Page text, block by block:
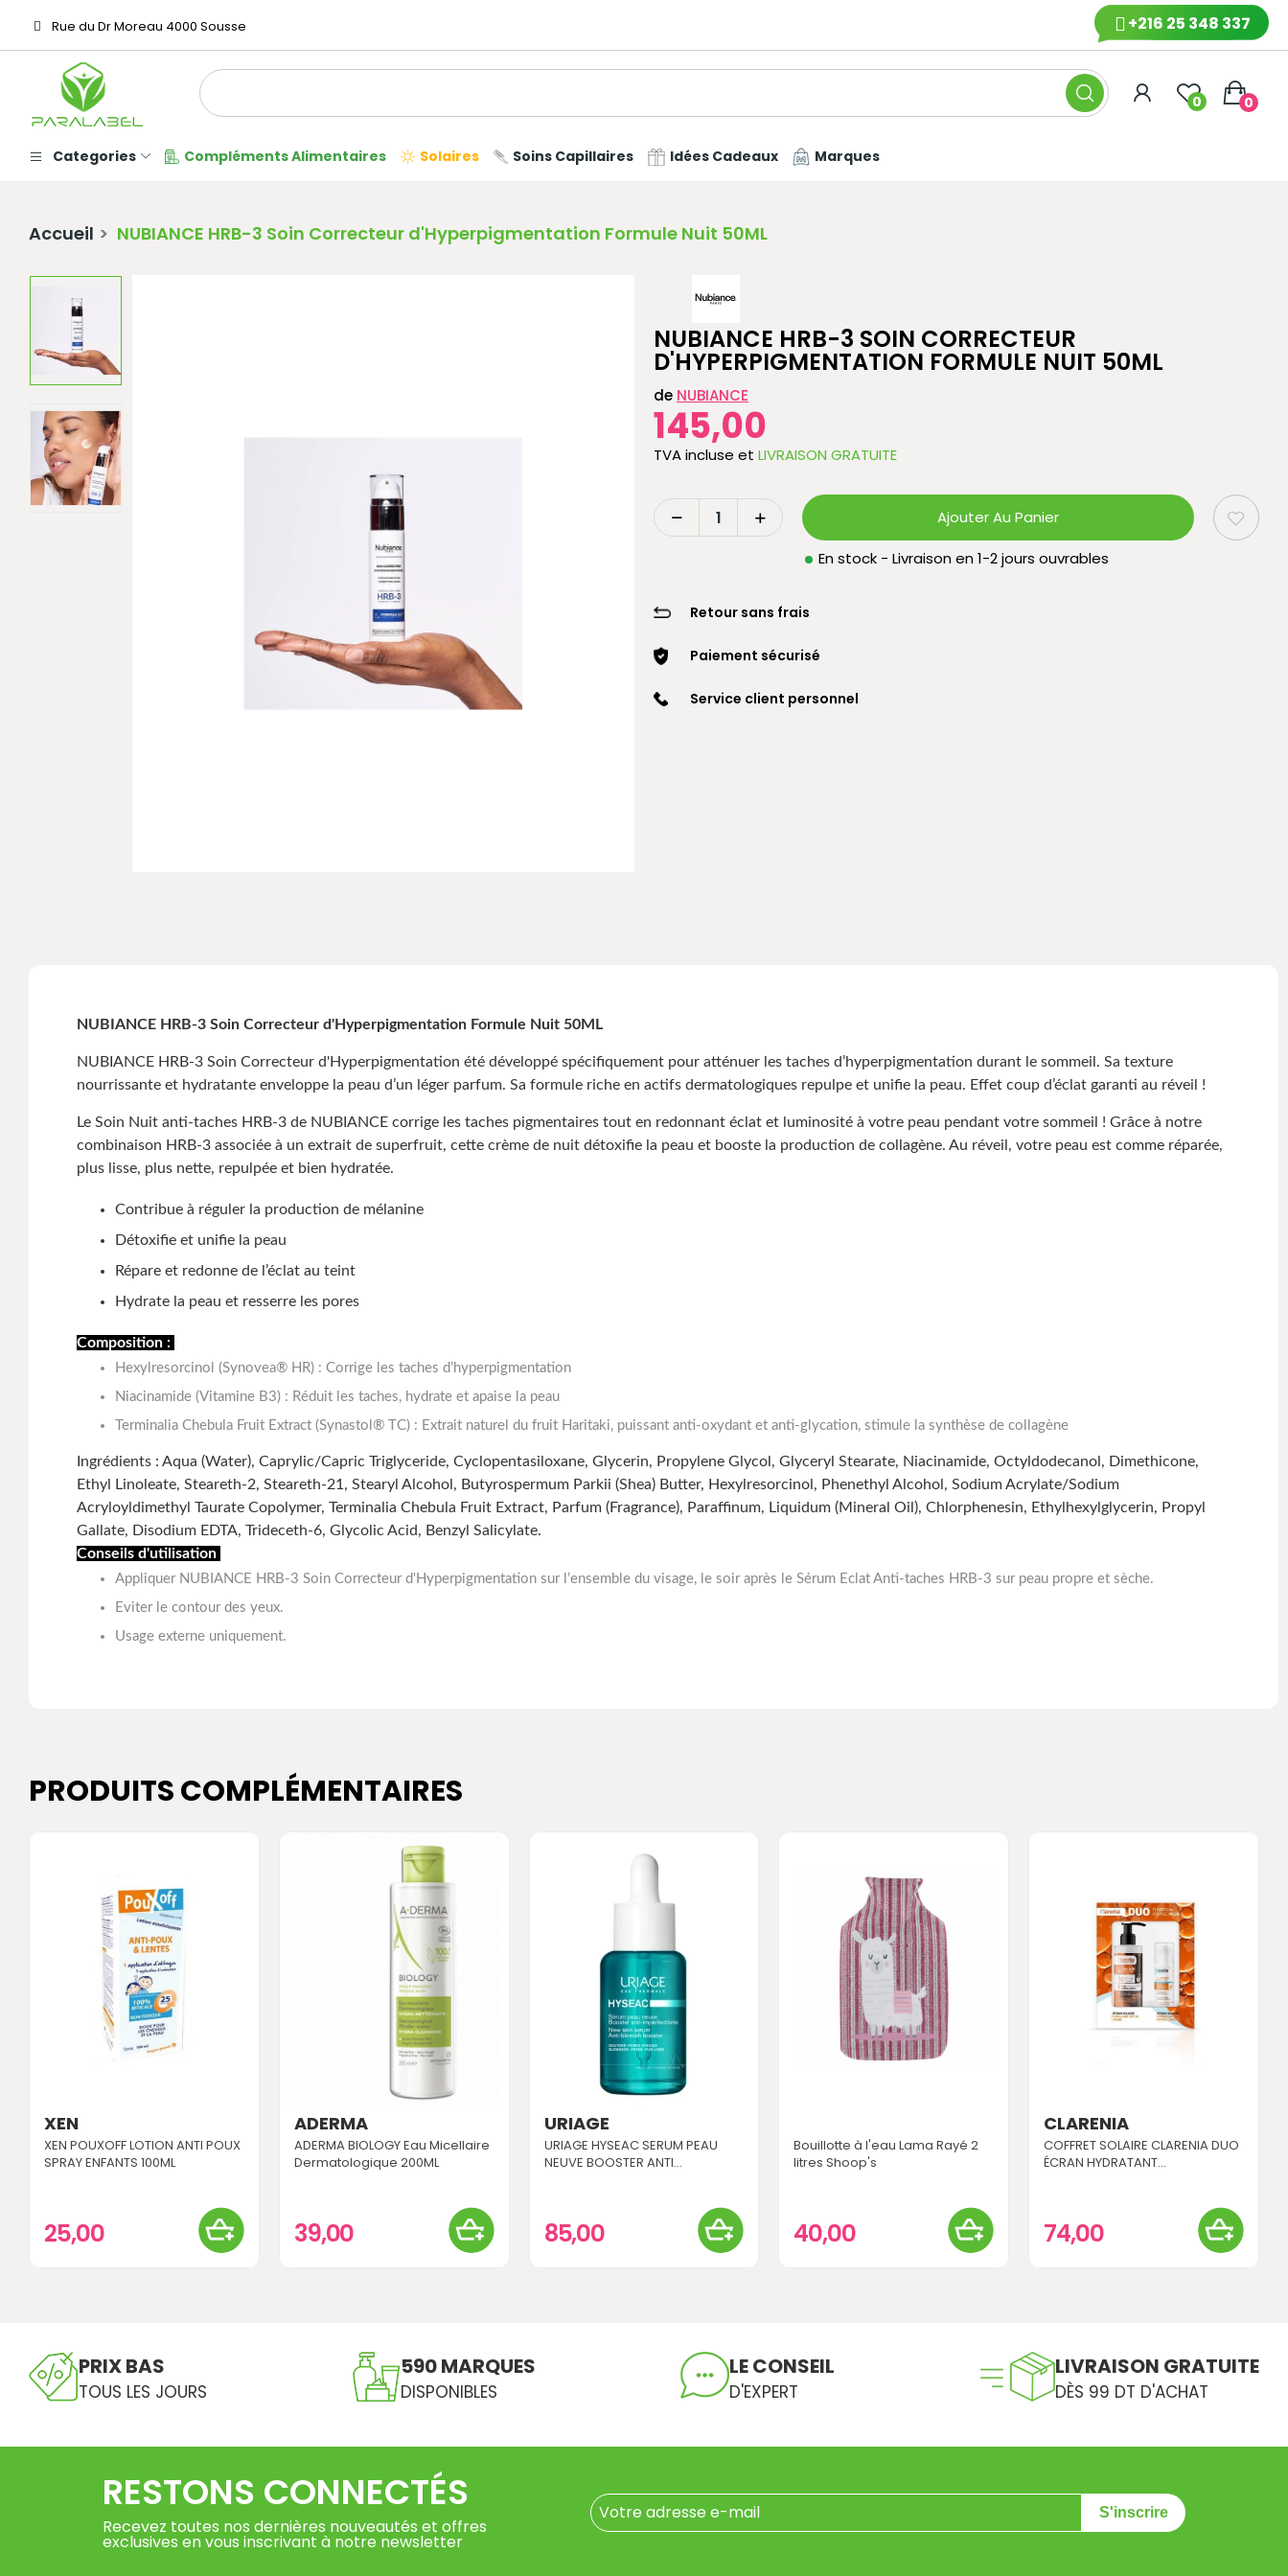
Rue du Dr Moreau 4000 Sousse +216 25 348 337
0 0
Categories Compléments Alimentaires Solaires Soins Capillaires Idées Cadeaux Marques
Accueil NUBIANCE HRB-3 Soin Correcteur d'Hyperpigmentation Formule Nuit 50ML
NUBIANCE HRB-3 SOIN CORRECTEUR
D'HYPERPIGMENTATION FORMULE NUIT 50ML
de NUBIANCE
145,00
TVA incluse et LIVRAISON GRATUITE
Ajouter Au Panier
En stock - Livraison en 1-2 jours ouvrables
Retour sans frais
Paiement sécurisé
Service client personnel
NUBIANCE HRB-3 Soin Correcteur d'Hyperpigmentation Formule Nuit 50ML
NUBIANCE HRB-3 Soin Correcteur d'Hyperpigmentation été développé spécifiquement pour atténuer les taches d’hyperpigmentation durant le sommeil. Sa texture
nourrissante et hydratante enveloppe la peau d’un léger parfum. Sa formule riche en actifs dermatologiques repulpe et unifie la peau. Effet coup d’éclat garanti au réveil !
Le Soin Nuit anti-taches HRB-3 de NUBIANCE corrige les taches pigmentaires tout en redonnant éclat et luminosité à votre peau pendant votre sommeil ! Grâce à notre
combinaison HRB-3 associée à un extrait de superfruit, cette crème de nuit détoxifie la peau et booste la production de collagène. Au réveil, votre peau est comme réparée,
plus lisse, plus nette, repulpée et bien hydratée.
Contribue à réguler la production de mélanine
Détoxifie et unifie la peau
Répare et redonne de l’éclat au teint
Hydrate la peau et resserre les pores
Composition :
Hexylresorcinol (Synovea® HR) : Corrige les taches d’hyperpigmentation
Niacinamide (Vitamine B3) : Réduit les taches, hydrate et apaise la peau
Terminalia Chebula Fruit Extract (Synastol® TC) : Extrait naturel du fruit Haritaki, puissant anti-oxydant et anti-glycation, stimule la synthèse de collagène
Ingrédients : Aqua (Water), Caprylic/Capric Triglyceride, Cyclopentasiloxane, Glycerin, Propylene Glycol, Glyceryl Stearate, Niacinamide, Octyldodecanol, Dimethicone,
Ethyl Linoleate, Steareth-2, Steareth-21, Stearyl Alcohol, Butyrospermum Parkii (Shea) Butter, Hexylresorcinol, Phenethyl Alcohol, Sodium Acrylate/Sodium
Acryloyldimethyl Taurate Copolymer, Terminalia Chebula Fruit Extract, Parfum (Fragrance), Paraffinum, Liquidum (Mineral Oil), Chlorphenesin, Ethylhexylglycerin, Propyl
Gallate, Disodium EDTA, Trideceth-6, Glycolic Acid, Benzyl Salicylate.
Conseils d'utilisation
Appliquer NUBIANCE HRB-3 Soin Correcteur d'Hyperpigmentation sur l’ensemble du visage, le soir après le Sérum Eclat Anti-taches HRB-3 sur peau propre et sèche.
Eviter le contour des yeux.
Usage externe uniquement.
PRODUITS COMPLÉMENTAIRES
XEN
XEN POUXOFF LOTION ANTI POUX
SPRAY ENFANTS 100ML
25,00
ADERMA
ADERMA BIOLOGY Eau Micellaire
Dermatologique 200ML
39,00
URIAGE
URIAGE HYSEAC SERUM PEAU
NEUVE BOOSTER ANTI...
85,00
Bouillotte à l'eau Lama Rayé 2
litres Shoop's
40,00
CLARENIA
COFFRET SOLAIRE CLARENIA DUO
ÉCRAN HYDRATANT...
74,00
PRIX BAS
TOUS LES JOURS
590 MARQUES
DISPONIBLES
LE CONSEIL
D'EXPERT
LIVRAISON GRATUITE
DÈS 99 DT D'ACHAT
RESTONS CONNECTÉS
Recevez toutes nos dernières nouveautés et offres
exclusives en vous inscrivant à notre newsletter
S'inscrire